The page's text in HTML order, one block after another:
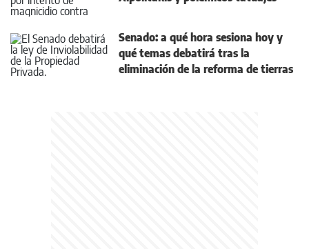
Senado: a qué hora sesiona hoy y
qué temas debatirá tras la
eliminación de la reforma de tierras